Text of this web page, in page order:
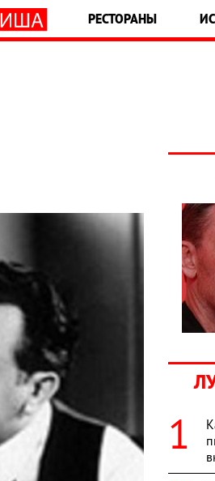
РЕСТОРАНЫ